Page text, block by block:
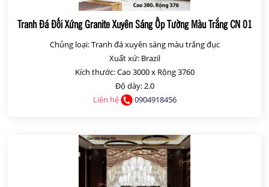
Tranh Đá Đối Xứng Granite Xuyên Sáng Ốp Tường Màu Trắng CN 01
Chủng loại: Tranh đá xuyên sáng màu trắng đục
Xuất xứ: Brazil
Kích thước: Cao 3000 x Rộng 3760
Độ dày: 2.0
Liên hệ
0904918456